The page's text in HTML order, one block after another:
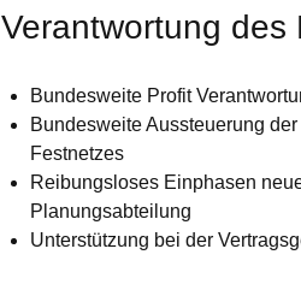
Verantwortung des
Bundesweite Profit
Bundesweite Aussteuerung
Festnetzes
Reibungsloses Einphasen
Planungsabteilung
Unterstützung bei der